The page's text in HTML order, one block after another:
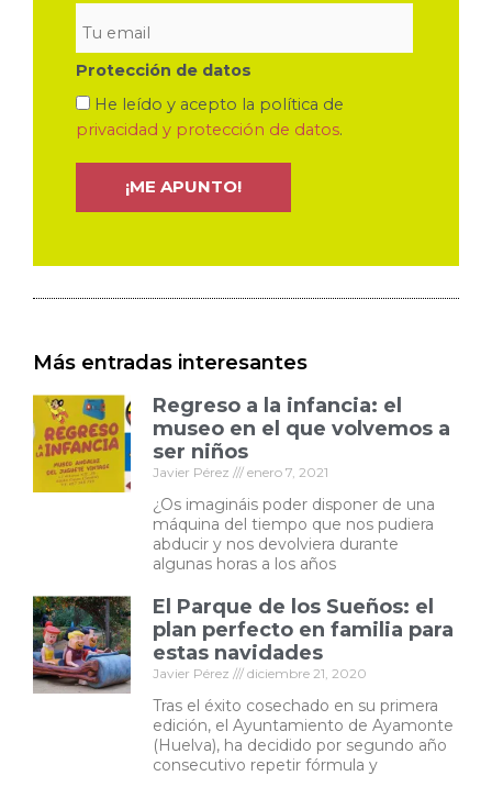
Protección de datos
He leído y acepto la política de
privacidad y protección de datos.
Más entradas interesantes
Regreso a la infancia: el
museo en el que volvemos a
ser niños
Javier Pérez enero 7, 2021
¿Os imagináis poder disponer de una
máquina del tiempo que nos pudiera
abducir y nos devolviera durante
algunas horas a los años
El Parque de los Sueños: el
plan perfecto en familia para
estas navidades
Javier Pérez diciembre 21, 2020
Tras el éxito cosechado en su primera
edición, el Ayuntamiento de Ayamonte
(Huelva), ha decidido por segundo año
consecutivo repetir fórmula y